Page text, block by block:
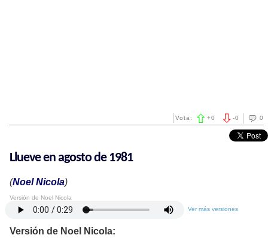
0
-0
Vota: +0
Llueve en agosto de 1981
(Noel Nicola)
Versión de Noel Nicola
Ver más versiones
Versión de Noel Nicola: